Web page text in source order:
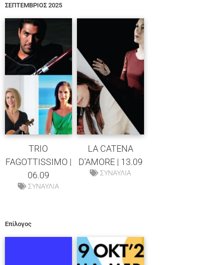
ΣΕΠΤΕΜΒΡΙΟΣ 2025
TRIO
FAGOTTISSIMO |
06.09
ΣΥΝΑΥΛΙΑ
LA CATENA
D’AMORE | 13.09
ΣΥΝΑΥΛΙΑ
Επίλογος